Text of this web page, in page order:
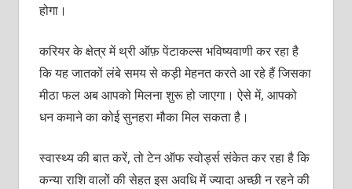
होगा।
करियर के क्षेत्र में थ्री ऑफ़ पेंटाकल्स भविष्यवाणी कर रहा है
कि यह जातकों लंबे समय से कड़ी मेहनत करते आ रहे हैं जिसका
मीठा फल अब आपको मिलना शुरू हो जाएगा। ऐसे में, आपको
धन कमाने का कोई सुनहरा मौका मिल सकता है।
स्वास्थ्य की बात करें, तो टेन ऑफ स्वोर्ड्स संकेत कर रहा है कि
कन्या राशि वालों की सेहत इस अवधि में ज्यादा अच्छी न रहने की